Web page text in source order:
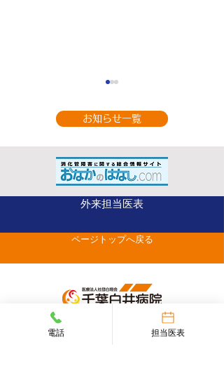
生がベストドクターズ
に選出されました
お知らせ一覧
外来担当医表
ページトップへ戻る
047-497-6800
電話 担当医表